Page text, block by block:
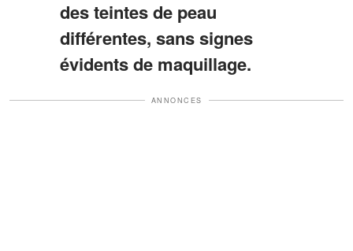
des teintes de peau
différentes, sans signes
évidents de maquillage.
ANNONCES